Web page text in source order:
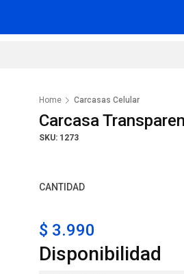
Home Carcasas Celular
Carcasa
SKU: 1273
CANTIDAD
$ 3.990
Disponibilidad